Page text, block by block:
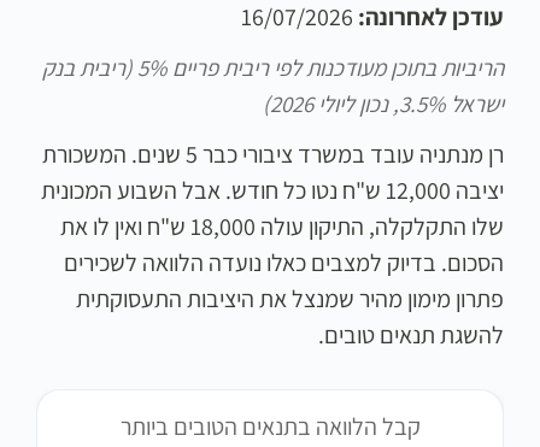
עודכן לאחרונה:
הריביות בתוכן מעודכנות לפי ריבית פריים 5% (ריבית בנק
ישראל 3.5%, נכון ליולי 2026)
רן מנתניה עובד במשרד ציבורי כבר 5 שנים. המשכורת
יציבה 12,000 ש"ח נטו כל חודש. אבל השבוע המכונית
שלו התקלקלה, התיקון עולה 18,000 ש"ח ואין לו את
הסכום. בדיוק למצבים כאלו נועדה הלוואה לשכירים
פתרון מימון מהיר שמנצל את היציבות התעסוקתית
להשגת תנאים טובים.
קבל הלוואה בתנאים הטובים ביותר